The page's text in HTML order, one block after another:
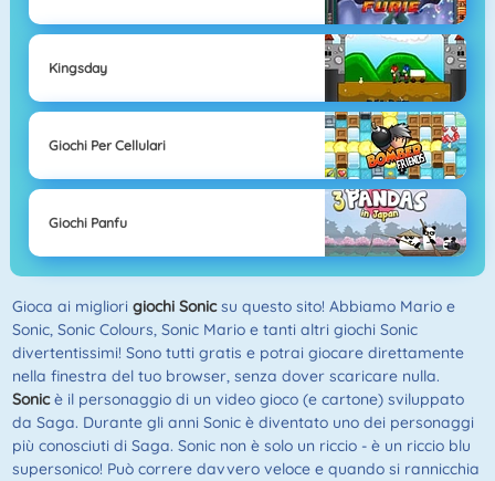
Kingsday
Giochi Per Cellulari
Giochi Panfu
Gioca ai migliori giochi Sonicsu questo sito! Abbiamo Mario e
Sonic, Sonic Colours, Sonic Mario e tanti altri giochi Sonic
divertentissimi! Sono tutti gratis e potrai giocare direttamente
nella finestra del tuo browser, senza dover scaricare nulla.
Sonicè il personaggio di un video gioco (e cartone) sviluppato
da Saga. Durante gli anni Sonic è diventato uno dei personaggi
più conosciuti di Saga. Sonic non è solo un riccio - è un riccio blu
supersonico! Può correre davvero veloce e quando si rannicchia